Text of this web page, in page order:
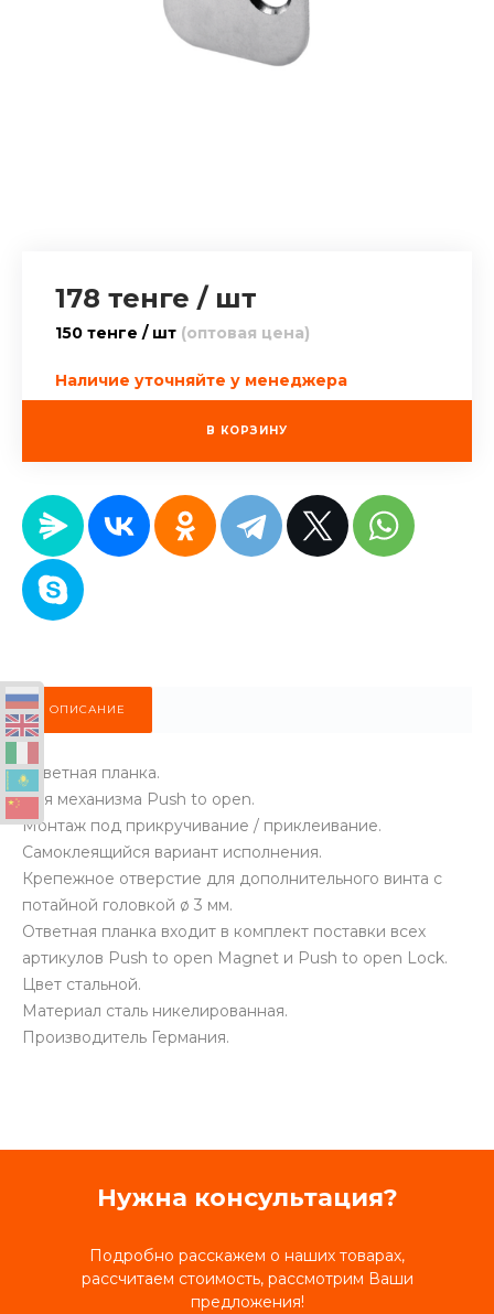
178 тенге / шт
150 тенге / шт (оптовая цена)
Наличие уточняйте у менеджера
В КОРЗИНУ
ОПИСАНИЕ
Ответная планка.
Для механизма Push to open.
Монтаж под прикручивание / приклеивание.
Самоклеящийся вариант исполнения.
Крепежное отверстие для дополнительного винта с
потайной головкой ø 3 мм.
Ответная планка входит в комплект поставки всех
артикулов Push to open Magnet и Push to open Lock.
Цвет стальной.
Материал сталь никелированная.
Производитель Германия.
Нужна консультация?
Подробно расскажем о наших товарах,
рассчитаем стоимость, рассмотрим Ваши
предложения!